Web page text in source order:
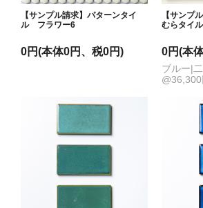
【サンプル請求】パターンタイ
ル フラワー6
0円(本体0円、税0円)
【サンプ
むらタイ
0円(本
ブルー|
@36,300